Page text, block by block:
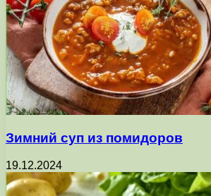
Зимний суп из помидоров
19.12.2024